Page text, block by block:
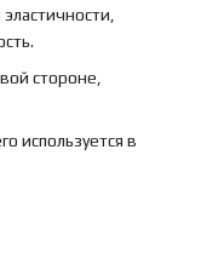
стороне,
используется в